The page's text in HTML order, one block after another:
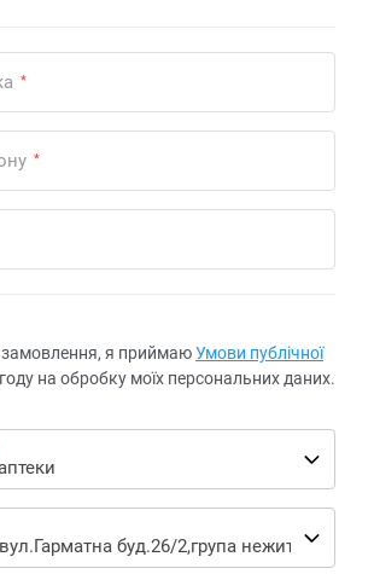
*
*
я приймаюУмови публічної
на обробку моїх персональних даних.